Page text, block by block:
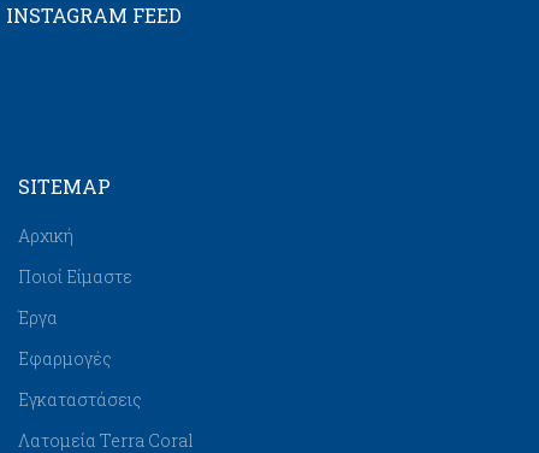
INSTAGRAM FEED
SITEMAP
Αρχική
Ποιοί Είμαστε
Έργα
Εφαρμογές
Εγκαταστάσεις
Λατομεία Terra Coral